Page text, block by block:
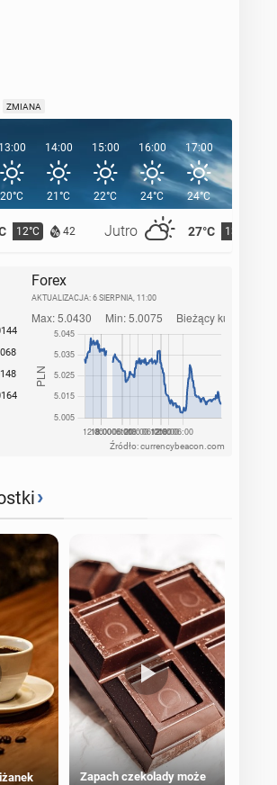
ZMIANA
12°C 42 Jutro 27°C 13°C
13:00
20°C
14:00
21°C
15:00
22°C
16:00
24°C
17:00
24°C
18:00
Forex
AKTUALIZACJA: 6 SIERPNIA, 11:00
Źródło: currencybeacon.com
›
Zapach czekolady może